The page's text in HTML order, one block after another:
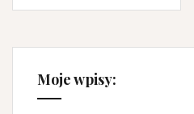
a
Moje wpisy: